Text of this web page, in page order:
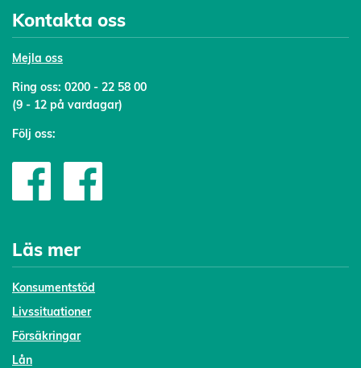
Kontakta oss
Mejla oss
Ring oss: 0200 - 22 58 00
(9 - 12 på vardagar)
Följ oss:
Läs mer
Konsumentstöd
Livssituationer
Försäkringar
Lån